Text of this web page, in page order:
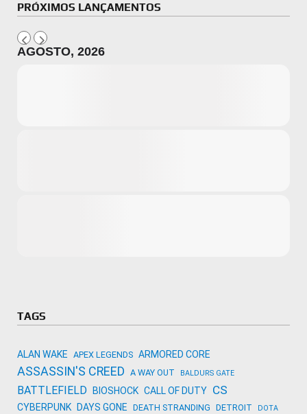
PRÓXIMOS LANÇAMENTOS
AGOSTO, 2026
TAGS
ALAN WAKE APEX LEGENDS ARMORED CORE
ASSASSIN'S CREED A WAY OUT BALDURS GATE
BATTLEFIELD BIOSHOCK CALL OF DUTY CS
CYBERPUNK DAYS GONE DEATH STRANDING DETROIT DOTA